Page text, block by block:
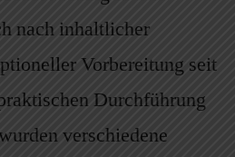
nach inhaltlicher
Vorbereitung seit
Durchführung
verschiedene